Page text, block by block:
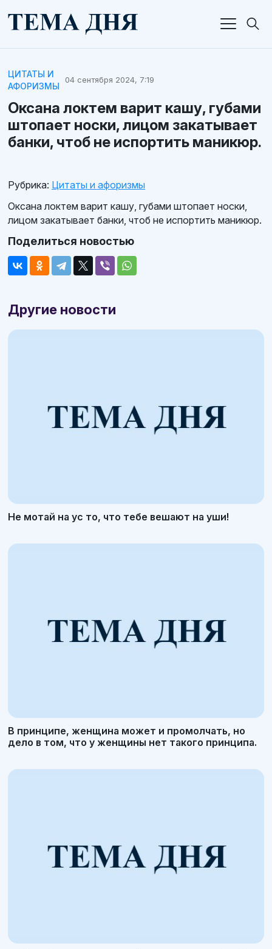
ЦИТАТЫ И
АФОРИЗМЫ
04 сентября 2024, 7:19
Оксана локтем варит кашу, губами
штопает носки, лицом закатывает
банки, чтоб не испортить маникюр.
Рубрика: Цитаты и афоризмы
Оксана локтем варит кашу, губами штопает носки,
лицом закатывает банки, чтоб не испортить маникюр.
Поделиться новостью
Другие новости
Не мотай на ус то, что тебе вешают на уши!
В принципе, женщина может и промолчать, но
дело в том, что у женщины нет такого принципа.